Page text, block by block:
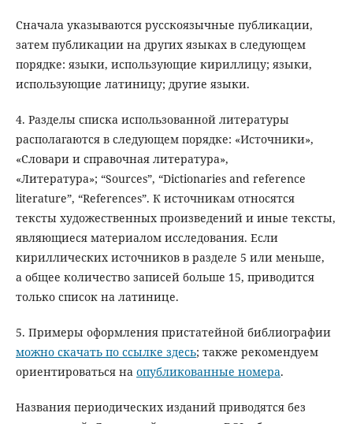
Сначала указываются русскоязычные публикации,
затем публикации на других языках в следующем
порядке: языки, использующие кириллицу; языки,
использующие латиницу; другие языки.
4. Разделы списка использованной литературы
располагаются в следующем порядке: «Источники»,
«Словари и справочная литература»,
«Литература»; “Sources”, “Dictionaries and reference
literature”, “References”. К источникам относятся
тексты художественных произведений и иные тексты,
являющиеся материалом исследования. Если
кириллических источников в разделе 5 или меньше,
а общее количество записей больше 15, приводится
только список на латинице.
5. Примеры оформления пристатейной библиографии
можно скачать по ссылке здесь; также рекомендуем
ориентироваться на опубликованные номера.
Названия периодических изданий приводятся без